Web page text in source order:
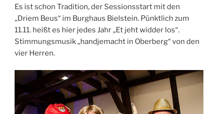
Es ist schon Tradition, der Sessionsstart mit den
„Driem Beus“ im Burghaus Bielstein. Pünktlich zum
11.11. heißt es hier jedes Jahr „Et jeht widder los“.
Stimmungsmusik „handjemacht in Oberberg“ von den
vier Herren.